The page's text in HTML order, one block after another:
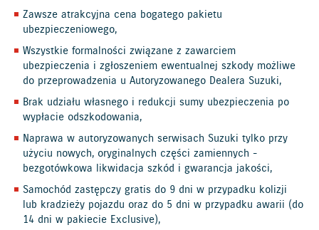
Zawsze atrakcyjna cena bogatego pakietu
ubezpieczeniowego,
Wszystkie formalności związane z zawarciem
ubezpieczenia i zgłoszeniem ewentualnej szkody możliwe
do przeprowadzenia u Autoryzowanego Dealera Suzuki,
Brak udziału własnego i redukcji sumy ubezpieczenia po
wypłacie odszkodowania,
Naprawa w autoryzowanych serwisach Suzuki tylko przy
użyciu nowych, oryginalnych części zamiennych -
bezgotówkowa likwidacja szkód i gwarancja jakości,
Samochód zastępczy gratis do 9 dni w przypadku kolizji
lub kradzieży pojazdu oraz do 5 dni w przypadku awarii (do
14 dni w pakiecie Exclusive),